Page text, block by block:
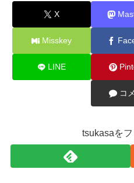
X
Misskey
LINE
コ
tsukasaを